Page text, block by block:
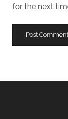
for the next